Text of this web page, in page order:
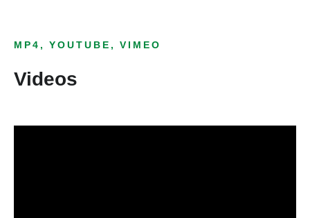
MP4, YOUTUBE, VIMEO
Videos